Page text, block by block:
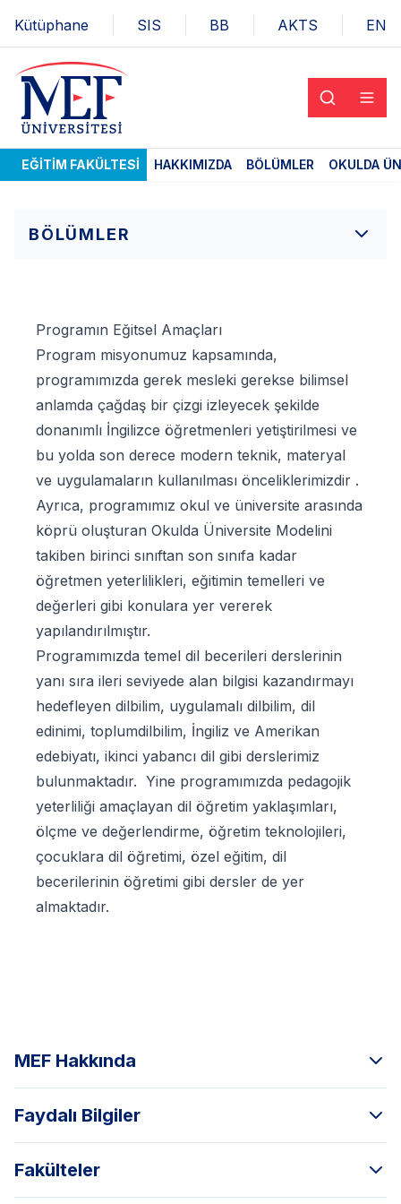
Kütüphane SIS BB AKTS EN
EĞITIM FAKÜLTESI HAKKIMIZDA BÖLÜMLER OKULDA
BÖLÜMLER
Programın Eğitsel Amaçları
Program misyonumuz kapsamında,
programımızda gerek mesleki gerekse bilimsel
anlamda çağdaş bir çizgi izleyecek şekilde
donanımlı İngilizce öğretmenleri yetiştirilmesi ve
bu yolda son derece modern teknik, materyal
ve uygulamaların kullanılması önceliklerimizdir .
Ayrıca, programımız okul ve üniversite arasında
köprü oluşturan Okulda Üniversite Modelini
takiben birinci sınıftan son sınıfa kadar
öğretmen yeterlilikleri, eğitimin temelleri ve
değerleri gibi konulara yer vererek
yapılandırılmıştır.
Programımızda temel dil becerileri derslerinin
yanı sıra ileri seviyede alan bilgisi kazandırmayı
hedefleyen dilbilim, uygulamalı dilbilim, dil
edinimi, toplumdilbilim, İngiliz ve Amerikan
edebiyatı, ikinci yabancı dil gibi derslerimiz
bulunmaktadır. Yine programımızda pedagojik
yeterliliği amaçlayan dil öğretim yaklaşımları,
ölçme ve değerlendirme, öğretim teknolojileri,
çocuklara dil öğretimi, özel eğitim, dil
becerilerinin öğretimi gibi dersler de yer
almaktadır.
MEF Hakkında
Faydalı Bilgiler
Fakülteler